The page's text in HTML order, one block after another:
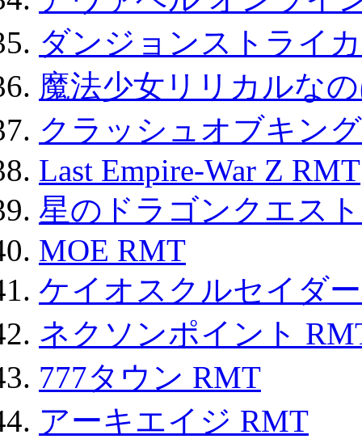
ダンジョンストライ
魔法少女リリカルな
クラッシュオブキン
Last Empire-War Z RMT
星のドラゴンクエス
MOE RMT
ケイオスクルセイダ
ネクソンポイント
777タウン RMT
アーキエイジ RMT